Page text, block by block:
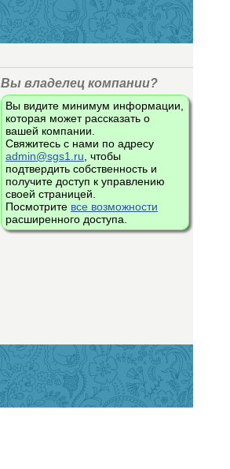
Вы владелец компании?
Вы видите минимум информации,
которая может рассказать о
вашей компании.
Свяжитесь с нами по адресу
admin@sgs1.ru , чтобы
подтвердить собственность и
получите доступ к управлению
своей страницей.
Посмотрите все возможности
расширенного доступа.